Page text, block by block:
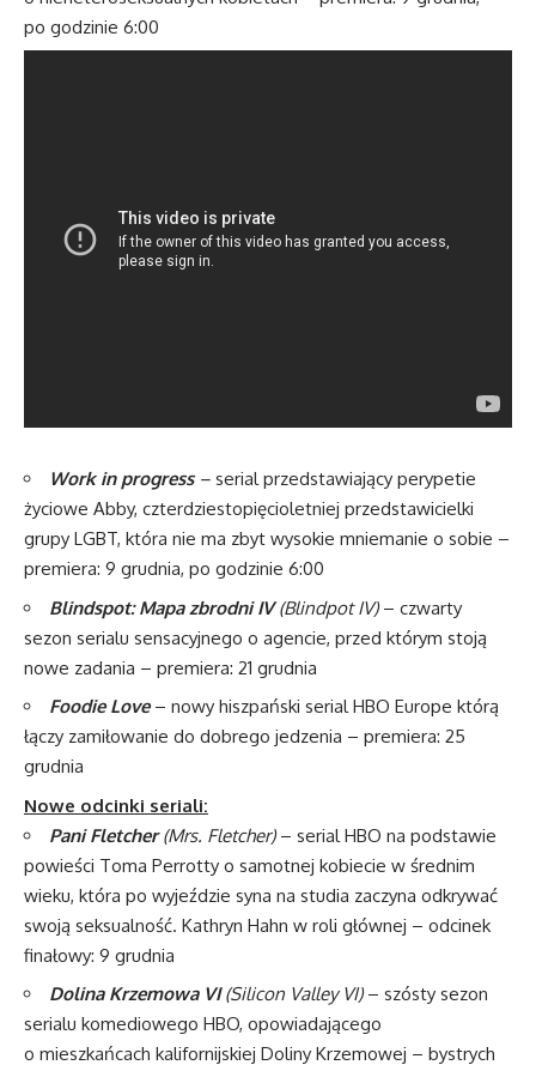
po godzinie 6:00
Work in progress– serial przedstawiający perypetie
życiowe Abby, czterdziestopięcioletniej przedstawicielki
grupy LGBT, która nie ma zbyt wysokie mniemanie o sobie –
premiera: 9 grudnia, po godzinie 6:00
Blindspot: Mapa zbrodni IV(Blindpot IV)– czwarty
sezon serialu sensacyjnego o agencie, przed którym stoją
nowe zadania – premiera: 21 grudnia
Foodie Love– nowy hiszpański serial HBO Europe którą
łączy zamiłowanie do dobrego jedzenia – premiera: 25
grudnia
Nowe odcinki seriali:
Pani Fletcher(Mrs. Fletcher)– serial HBO na podstawie
powieści Toma Perrotty o samotnej kobiecie w średnim
wieku, która po wyjeździe syna na studia zaczyna odkrywać
swoją seksualność. Kathryn Hahn w roli głównej – odcinek
finałowy: 9 grudnia
Dolina Krzemowa VI(Silicon Valley VI)– szósty sezon
serialu komediowego HBO, opowiadającego
o mieszkańcach kalifornijskiej Doliny Krzemowej – bystrych